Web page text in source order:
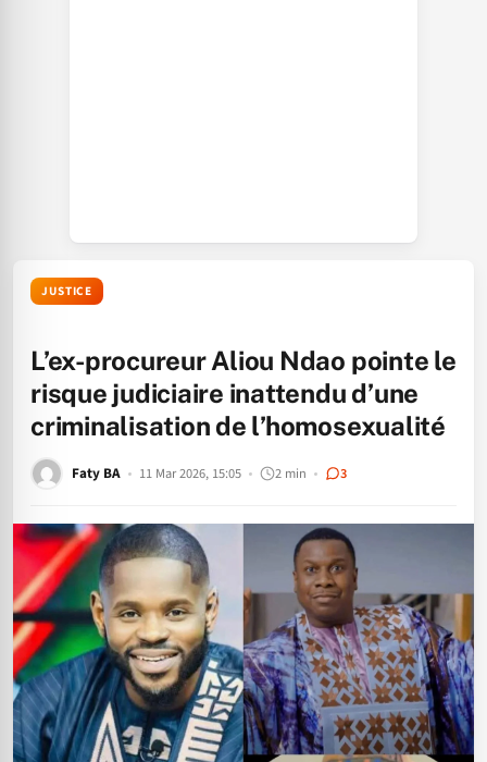
JUSTICE
L’ex-procureur Aliou Ndao pointe le
risque judiciaire inattendu d’une
criminalisation de l’homosexualité
Faty BA 11 Mar 2026, 15:05 2 min 3